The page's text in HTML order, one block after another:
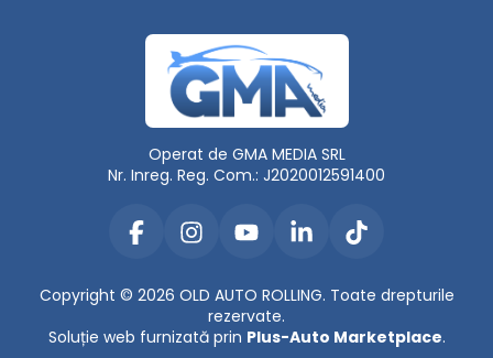
Operat de GMA MEDIA SRL
Nr. Inreg. Reg. Com.: J2020012591400
Copyright © 2026 OLD AUTO ROLLING. Toate drepturile
rezervate.
Soluție web furnizată prin Plus-Auto Marketplace.